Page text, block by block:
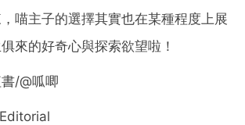
喵主子的選擇其實也在某種程度上展
來的好奇心與探索欲望啦！
/@呱唧